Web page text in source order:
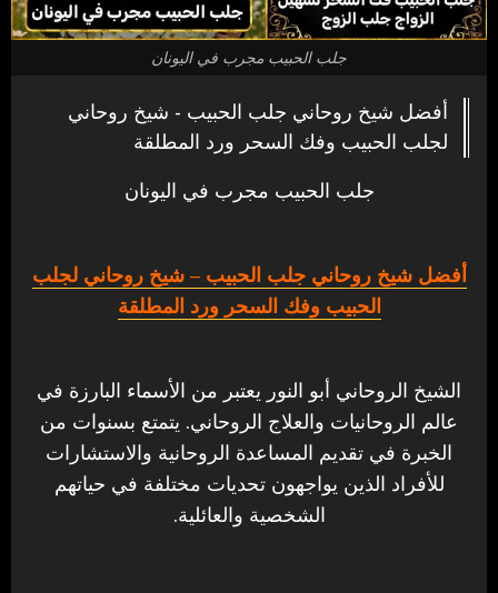
جلب الحبيب مجرب في اليونان
أفضل شيخ روحاني جلب الحبيب - شيخ روحاني
لجلب الحبيب وفك السحر ورد المطلقة
جلب الحبيب مجرب في اليونان
أفضل شيخ روحاني جلب الحبيب – شيخ روحاني لجلب
الحبيب وفك السحر ورد المطلقة
الشيخ الروحاني أبو النور يعتبر من الأسماء البارزة في
عالم الروحانيات والعلاج الروحاني. يتمتع بسنوات من
الخبرة في تقديم المساعدة الروحانية والاستشارات
للأفراد الذين يواجهون تحديات مختلفة في حياتهم
الشخصية والعائلية.